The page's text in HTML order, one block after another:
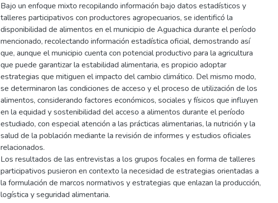
Bajo un enfoque mixto recopilando información bajo datos estadísticos y
talleres participativos con productores agropecuarios, se identificó la
disponibilidad de alimentos en el municipio de Aguachica durante el período
mencionado, recolectando información estadística oficial, demostrando así
que, aunque el municipio cuenta con potencial productivo para la agricultura
que puede garantizar la estabilidad alimentaria, es propicio adoptar
estrategias que mitiguen el impacto del cambio climático. Del mismo modo,
se determinaron las condiciones de acceso y el proceso de utilización de los
alimentos, considerando factores económicos, sociales y físicos que influyen
en la equidad y sostenibilidad del acceso a alimentos durante el período
estudiado, con especial atención a las prácticas alimentarias, la nutrición y la
salud de la población mediante la revisión de informes y estudios oficiales
relacionados.
Los resultados de las entrevistas a los grupos focales en forma de talleres
participativos pusieron en contexto la necesidad de estrategias orientadas a
la formulación de marcos normativos y estrategias que enlazan la producción,
logística y seguridad alimentaria.